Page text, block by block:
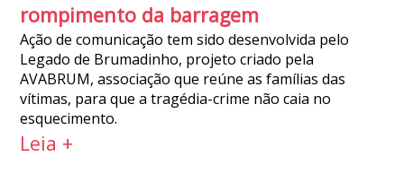
rompimento da barragem
Ação de comunicação tem sido desenvolvida pelo
Legado de Brumadinho, projeto criado pela
AVABRUM, associação que reúne as famílias das
vítimas, para que a tragédia-crime não caia no
esquecimento.
Leia +